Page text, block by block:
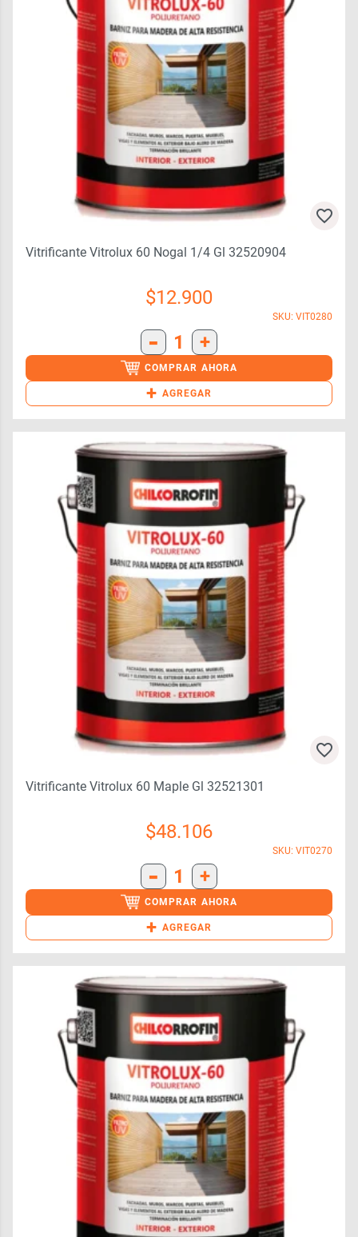
Vitrificante Vitrolux 60 Nogal 1/4 Gl 32520904
$12.900
SKU: VIT0280
- 1 +
COMPRAR AHORA
+ AGREGAR
Vitrificante Vitrolux 60 Maple Gl 32521301
$48.106
SKU: VIT0270
- 1 +
COMPRAR AHORA
+ AGREGAR